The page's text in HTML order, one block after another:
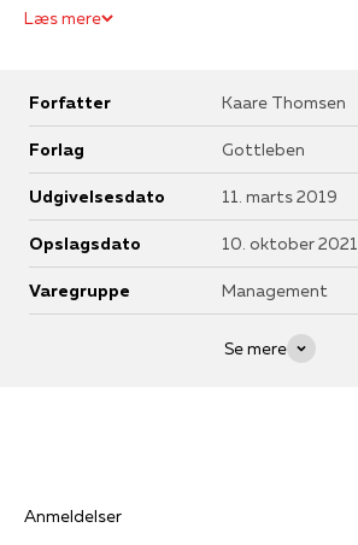
Læs mere
Forfatter Kaare Thomsen
Forlag Gottleben
Udgivelsesdato 11. marts 2019
Opslagsdato 10. oktober 2021
Varegruppe Management
Se mere
Anmeldelser